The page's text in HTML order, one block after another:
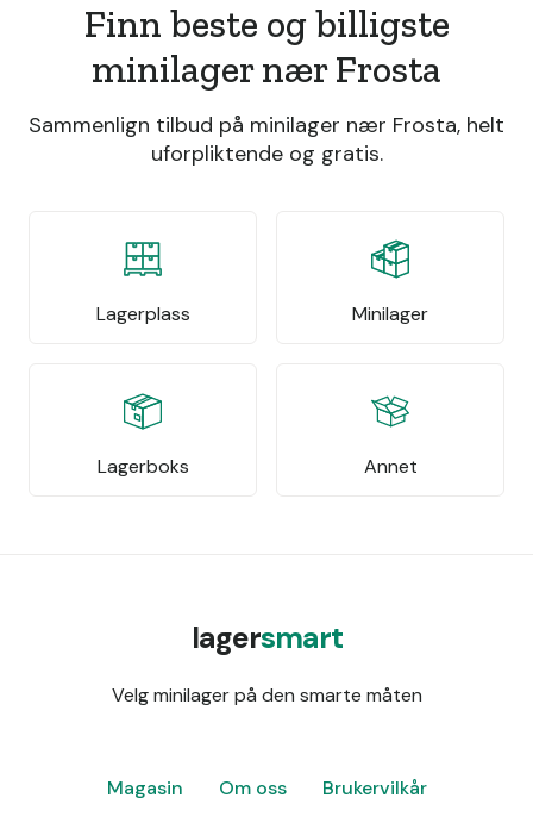
Finn beste og billigste
minilager nær Frosta
Sammenlign tilbud på minilager nær Frosta, helt
uforpliktende og gratis.
Lagerplass Minilager
Lagerboks Annet
lagersmart
Velg minilager på den smarte måten
Magasin Om oss Brukervilkår